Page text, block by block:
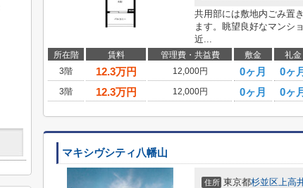
共用部には敷地内ごみ置
ます。眺望良好なマンシ
近...
所在階 賃料 管理費・共益費 敷金 礼金
3階
12.3万円 12,000円 0ヶ月 0ヶ月
3階
12.3万円 12,000円 0ヶ月 0ヶ月
マキシヴシティ八幡山
住所 東京都杉並区上高